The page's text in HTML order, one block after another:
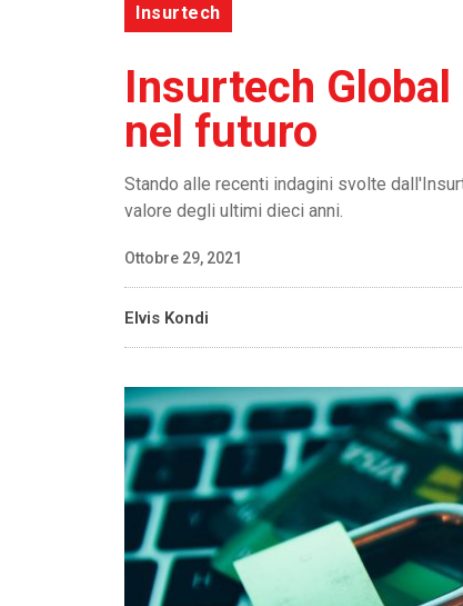
Insurtech
Insurtech
nel futuro
Stando alle recenti indagini svolte
valore degli ultimi dieci anni.
Ottobre 29, 2021
Elvis Kondi